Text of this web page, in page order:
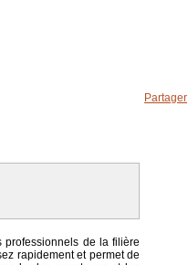
Partager
professionnels de la filière
rapidement et permet de